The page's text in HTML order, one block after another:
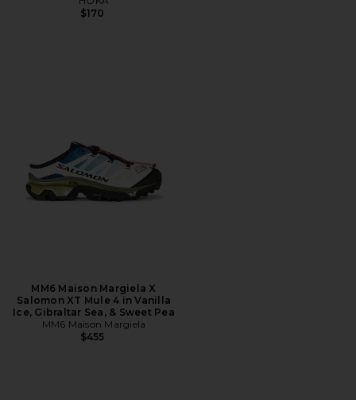
$170
MM6 Maison Margiela X
Salomon XT Mule 4 in Vanilla
Ice, Gibraltar Sea, & Sweet Pea
MM6 Maison Margiela
$455